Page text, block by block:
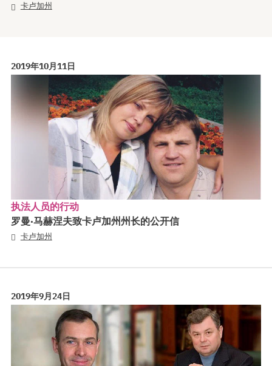
卡卢加州
2019年10月11日
执法人员的行动
罗曼·马赫涅夫致卡卢加州州长的公开信
卡卢加州
2019年9月24日